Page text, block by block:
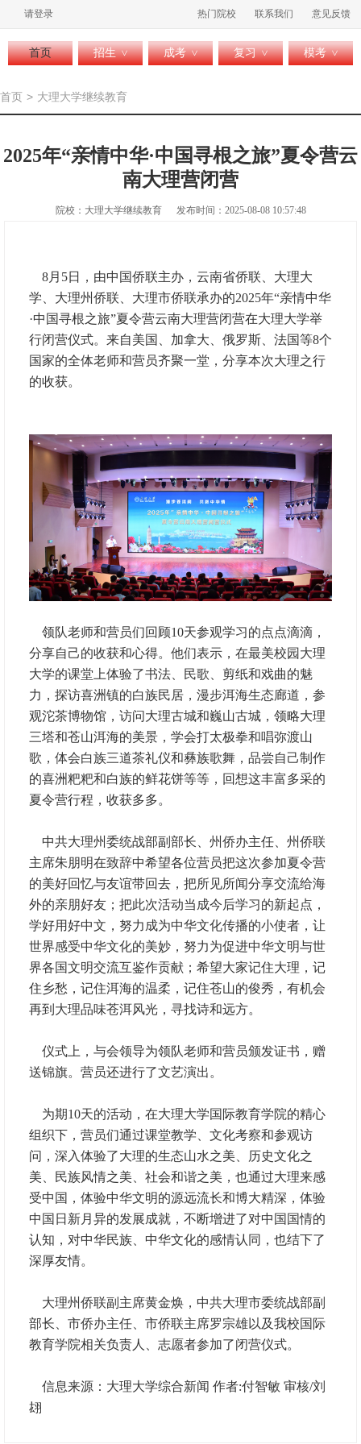
请登录 热门院校 联系我们 意见反馈
首页 招生 > 成考 > 复习 > 模考 >
首页 > 大理大学继续教育
2025年“亲情中华·中国寻根之旅”夏令营云
南大理营闭营
院校：大理大学继续教育 发布时间：2025-08-08 10:57:48
8月5日，由中国侨联主办，云南省侨联、大理大
学、大理州侨联、大理市侨联承办的2025年“亲情中华
·中国寻根之旅”夏令营云南大理营闭营在大理大学举
行闭营仪式。来自美国、加拿大、俄罗斯、法国等8个
国家的全体老师和营员齐聚一堂，分享本次大理之行
的收获。
领队老师和营员们回顾10天参观学习的点点滴滴，
分享自己的收获和心得。他们表示，在最美校园大理
大学的课堂上体验了书法、民歌、剪纸和戏曲的魅
力，探访喜洲镇的白族民居，漫步洱海生态廊道，参
观沱茶博物馆，访问大理古城和巍山古城，领略大理
三塔和苍山洱海的美景，学会打太极拳和唱弥渡山
歌，体会白族三道茶礼仪和彝族歌舞，品尝自己制作
的喜洲粑粑和白族的鲜花饼等等，回想这丰富多采的
夏令营行程，收获多多。
中共大理州委统战部副部长、州侨办主任、州侨联
主席朱朋明在致辞中希望各位营员把这次参加夏令营
的美好回忆与友谊带回去，把所见所闻分享交流给海
外的亲朋好友；把此次活动当成今后学习的新起点，
学好用好中文，努力成为中华文化传播的小使者，让
世界感受中华文化的美妙，努力为促进中华文明与世
界各国文明交流互鉴作贡献；希望大家记住大理，记
住乡愁，记住洱海的温柔，记住苍山的俊秀，有机会
再到大理品味苍洱风光，寻找诗和远方。
仪式上，与会领导为领队老师和营员颁发证书，赠
送锦旗。营员还进行了文艺演出。
为期10天的活动，在大理大学国际教育学院的精心
组织下，营员们通过课堂教学、文化考察和参观访
问，深入体验了大理的生态山水之美、历史文化之
美、民族风情之美、社会和谐之美，也通过大理来感
受中国，体验中华文明的源远流长和博大精深，体验
中国日新月异的发展成就，不断增进了对中国国情的
认知，对中华民族、中华文化的感情认同，也结下了
深厚友情。
大理州侨联副主席黄金焕，中共大理市委统战部副
部长、市侨办主任、市侨联主席罗宗雄以及我校国际
教育学院相关负责人、志愿者参加了闭营仪式。
信息来源：大理大学综合新闻 作者:付智敏 审核/刘
翃